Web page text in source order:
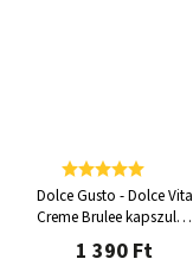
Dolce Gusto - Dolce Vita
Creme Brulee kapszula -
12 adag
1 390 Ft